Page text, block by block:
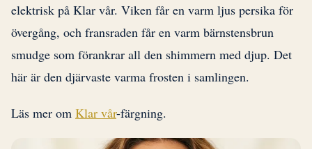
elektrisk på Klar vår. Viken får en varm ljus persika för
övergång, och fransraden får en varm bärnstensbrun
smudge som förankrar all den shimmern med djup. Det
här är den djärvaste varma frosten i samlingen.
Läs mer om Klar vår-färgning.